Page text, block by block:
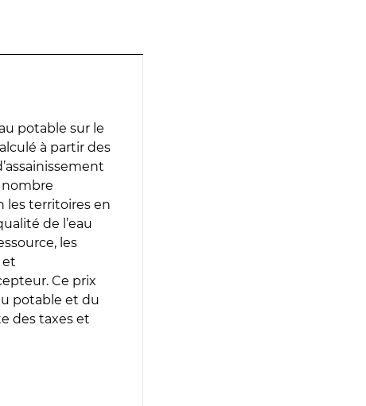
potable sur le
à partir des
nombre
les territoires en
de l’eau
les
et
Ce prix
potable et du
des taxes et